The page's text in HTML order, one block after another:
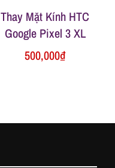
Thay Mặt Kính HTC
Google Pixel 3 XL
500,000₫